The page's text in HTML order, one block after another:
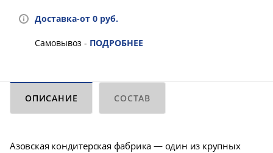
Доставка-от 0 руб.
Самовывоз - ПОДРОБНЕЕ
ОПИСАНИЕ СОСТАВ
Азовская кондитерская фабрика — один из крупных